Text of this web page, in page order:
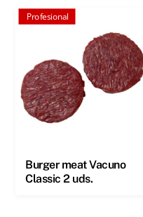
Profesional
Burger meat Vacuno
Classic 2 uds.